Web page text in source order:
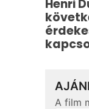
Henri